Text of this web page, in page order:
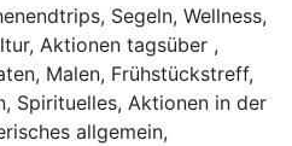
Segeln, Wellness,
Aktionen tagsüber ,
Malen, Frühstückstreff,
Spirituelles, Aktionen in der
allgemein,